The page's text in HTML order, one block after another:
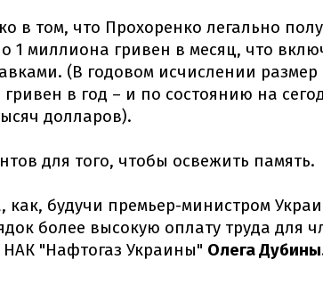
в том, что Прохоренко легально
1 миллиона гривен в месяц, что
(В годовом исчислении
в год – и по состоянию на
долларов).
для того, чтобы освежить память.
будучи премьер-министром
более высокую оплату труда для
"Нафтогаз Украины" Олега Дубины